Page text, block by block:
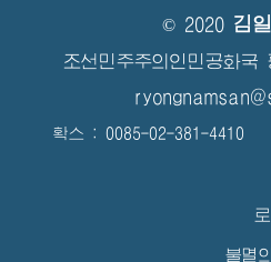
© 2020 김
조선민주주의인민공화
확스 : 0085-02-381-4410
불멸